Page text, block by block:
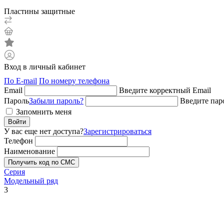
Пластины защитные
Вход в личный кабинет
По E-mail По номеру телефона
Email
Введите корректный Email
ПарольЗабыли пароль?
Введите
Запомнить меня
Войти
У вас еще нет доступа?Зарегистрироваться
Телефон
Наименование
Получить код по СМС
Серия
Модельный ряд
3